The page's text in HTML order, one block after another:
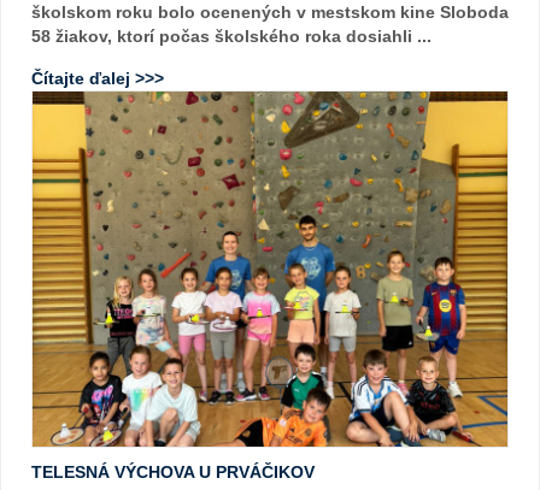
školskom roku bolo ocenených v mestskom kine Sloboda
58 žiakov, ktorí počas školského roka dosiahli ...
Čítajte ďalej >>>
TELESNÁ VÝCHOVA U PRVÁČIKOV